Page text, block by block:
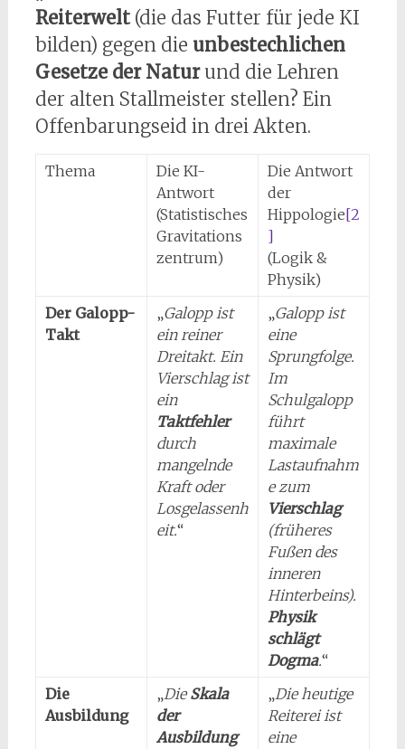
Reiterwelt(die das Futter für jede KI
bilden) gegen die unbestechlichen
Gesetze der Naturund die Lehren
der alten Stallmeister stellen? Ein
Offenbarungseid in drei Akten.
Thema
Die KI-
Antwort
(Statistisches
Gravitations
zentrum)
Die Antwort
der
Hippologie[2
]
(Logik &
Physik)
Der Galopp-
Takt
„Galopp ist
ein reiner
Dreitakt. Ein
Vierschlag ist
ein
Taktfehler
durch
mangelnde
Kraft oder
Losgelassenh
eit.“
„Galopp ist
eine
Sprungfolge.
Im
Schulgalopp
führt
maximale
Lastaufnahm
e zum
Vierschlag
(früheres
Fußen des
inneren
Hinterbeins).
Physik
schlägt
Dogma.“
Die
Ausbildung
„DieSkala
der
Ausbildung
„Die heutige
Reiterei ist
eine